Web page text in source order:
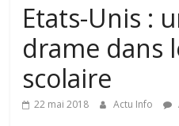
Etats-Unis :
drame dans
scolaire
22 mai 2018 Actu Info